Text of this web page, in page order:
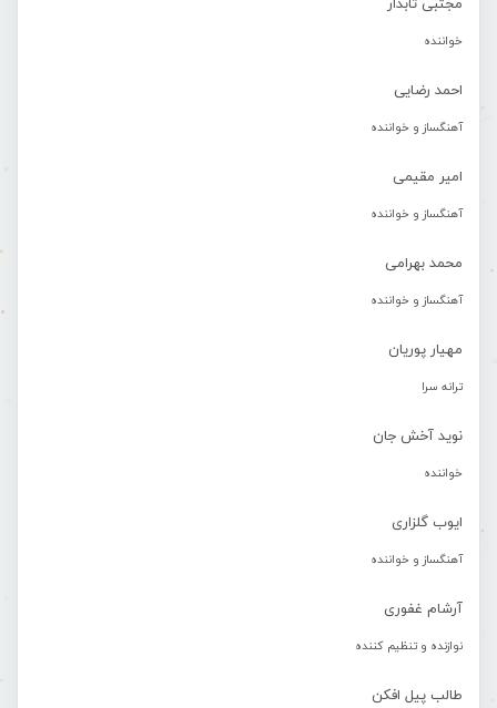
مجتبی تابدار
خواننده
احمد رضایی
آهنگساز و خواننده
امیر مقیمی
آهنگساز و خواننده
محمد بهرامی
آهنگساز و خواننده
مهیار پوریان
ترانه سرا
نوید آخش جان
خواننده
ایوب گلزاری
آهنگساز و خواننده
آرشام غفوری
نوازنده و تنظیم کننده
طالب پیل افکن